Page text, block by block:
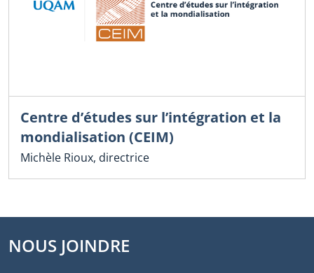
Centre d’études sur l’intégration et la
mondialisation (CEIM)
Michèle Rioux, directrice
NOUS JOINDRE